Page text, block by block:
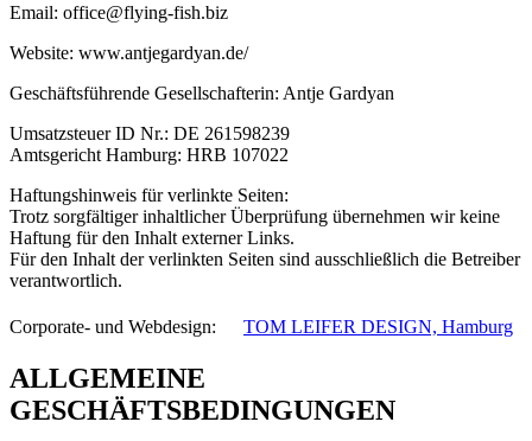
Email: office@flying-fish.biz
Website: www.antjegardyan.de/
Geschäftsführende Gesellschafterin: Antje Gardyan
Umsatzsteuer ID Nr.: DE 261598239
Amtsgericht Hamburg: HRB 107022
Haftungshinweis für verlinkte Seiten:
Trotz sorgfältiger inhaltlicher Überprüfung übernehmen wir keine
Haftung für den Inhalt externer Links.
Für den Inhalt der verlinkten Seiten sind ausschließlich die Betreiber
verantwortlich.
Corporate- und Webdesign: ﾠ TOM LEIFER DESIGN, Hamburg
ALLGEMEINE
GESCHÄFTSBEDINGUNGEN